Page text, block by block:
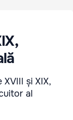
și XIX,
al